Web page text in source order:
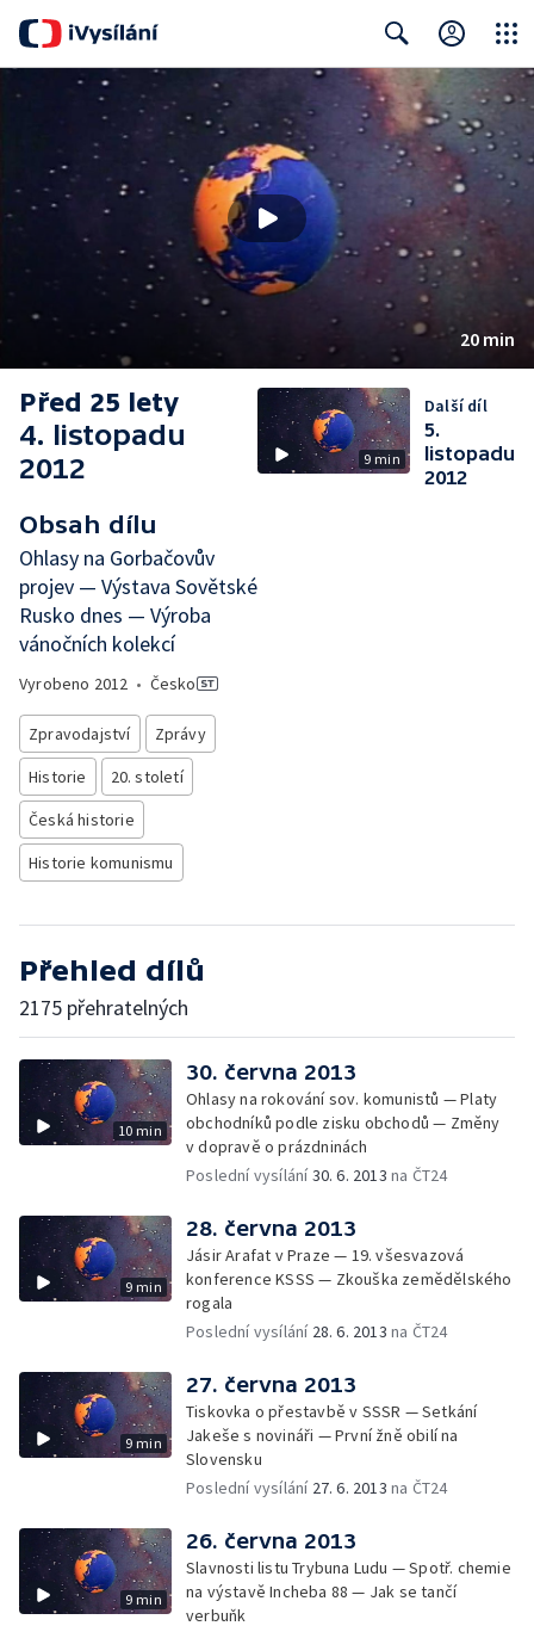
Search Close
20 min
Před 25 lety
4. listopadu
2012
Obsah dílu
Ohlasy na Gorbačovův
projev — Výstava Sovětské
Rusko dnes — Výroba
vánočních kolekcí
Vyrobeno 2012 • Česko
Zpravodajství
Zprávy
Historie
20. století
Česká historie
Historie komunismu
9 min
Další díl
5.
listopadu
2012
Přehled dílů
2175 přehratelných
10 min
30. června 2013
Ohlasy na rokování sov. komunistů — Platy
obchodníků podle zisku obchodů — Změny
v dopravě o prázdninách
Poslední vysílání30. 6. 2013 na ČT24
9 min
28. června 2013
Jásir Arafat v Praze — 19. všesvazová
konference KSSS — Zkouška zemědělského
rogala
Poslední vysílání 28. 6. 2013 na ČT24
9 min
27. června 2013
Tiskovka o přestavbě v SSSR — Setkání
Jakeše s novináři — První žně obilí na
Slovensku
Poslední vysílání 27. 6. 2013 na ČT24
9 min
26. června 2013
Slavnosti listu Trybuna Ludu — Spotř. chemie
na výstavě Incheba 88 — Jak se tančí
verbuňk